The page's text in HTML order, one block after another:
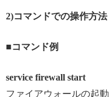
2)コマンドでの操作方法
■コマンド例
service firewall start
ファイアウォールの起動